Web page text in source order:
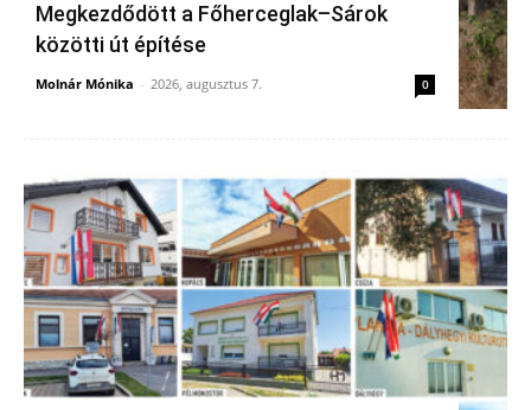
Megkezdődött a Főherceglak–Sárok
közötti út építése
Molnár Mónika - 2026, augusztus 7. 0